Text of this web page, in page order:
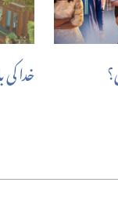
خدا